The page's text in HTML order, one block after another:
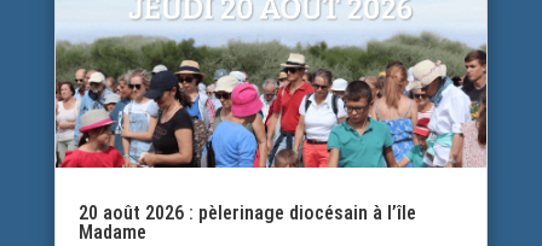
20 août 2026 : pèlerinage diocésain à l’île
Madame